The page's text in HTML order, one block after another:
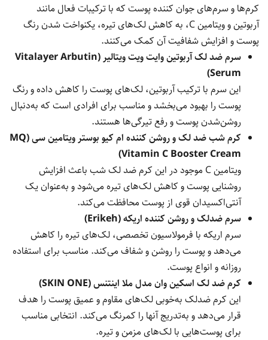
کرم‌ها و سرم‌های جوان کننده پوست که با ترکیبات فعال مانند
آربوتین و ویتامین C، به کاهش لک‌های تیره، یکنواخت شدن رنگ
پوست و افزایش شفافیت آن کمک می‌کنند.
سرم ضد لک آربوتین وایت ویت ویتالیر (Vitalayer Arbutin
Serum)
این سرم با ترکیب آربوتین، لک‌های پوست را کاهش داده و رنگ
پوست را بهبود می‌بخشد و مناسب برای افرادی است که به‌دنبال
روشن‌شدن پوست و رفع تیرگی‌ها هستند.
کرم شب ضد لک و روشن کننده ام کیو بوستر ویتامین سی (MQ
Vitamin C Booster Cream)
ویتامین C موجود در این کرم ضد لک شب باعث افزایش
روشنایی پوست و کاهش لک‌های تیره می‌شود و به‌عنوان یک
آنتی‌اکسیدان قوی از پوست محافظت می‌کند.
سرم ضدلک و روشن کننده اریکه (Erikeh)
سرم اریکه با فرمولاسیون تخصصی، لک‌های تیره را کاهش
می‌دهد و پوست را روشن و شفاف می‌کند. مناسب برای استفاده
روزانه و انواع پوست.
کرم ضد لک اسکین وان مدل ملا اینتنس (SKIN ONE)
این کرم ضدلک به‌خوبی لک‌های مقاوم و عمیق پوست را هدف
قرار می‌دهد و به‌تدریج آنها را کمرنگ می‌کند. انتخابی مناسب
برای پوست‌هایی با لک‌های مزمن و تیره.